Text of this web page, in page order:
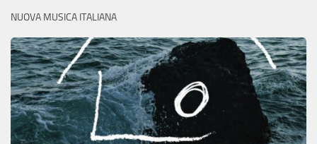
NUOVA MUSICA ITALIANA